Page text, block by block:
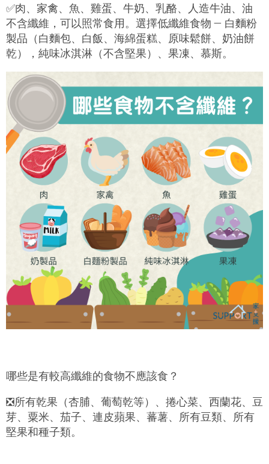
✅肉、家禽、魚、雞蛋、牛奶、乳酪、人造牛油、油
不含纖維，可以照常食用。選擇低纖維食物 — 白麵粉
製品（白麵包、白飯、海綿蛋糕、原味鬆餅、奶油餅
乾），純味冰淇淋（不含堅果）、果凍、慕斯。
哪些是有較高纖維的食物不應該食？
❎所有乾果（杏脯、葡萄乾等）、捲心菜、西蘭花、豆
芽、粟米、茄子、連皮蘋果、蕃薯、所有豆類、所有
堅果和種子類。